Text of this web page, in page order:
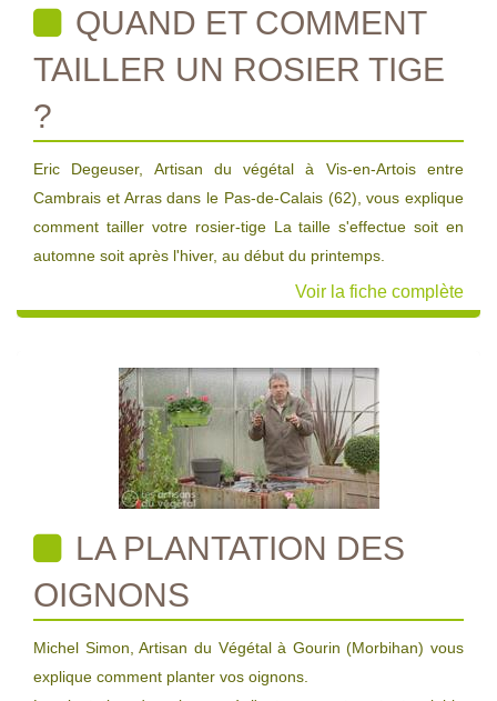
QUAND ET COMMENT
TAILLER UN ROSIER TIGE
?
Eric Degeuser, Artisan du végétal à Vis-en-Artois entre
Cambrais et Arras dans le Pas-de-Calais (62), vous explique
comment tailler votre rosier-tige La taille s'effectue soit en
automne soit après l'hiver, au début du printemps.
Voir la fiche complète
LA PLANTATION DES
OIGNONS
Michel Simon, Artisan du Végétal à Gourin (Morbihan) vous
explique comment planter vos oignons.